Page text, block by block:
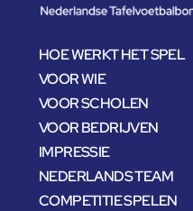
HOE WERKT HET SPEL
VOOR WIE
VOOR SCHOLEN
VOOR BEDRIJVEN
IMPRESSIE
NEDERLANDS TEAM
COMPETITIE SPELEN